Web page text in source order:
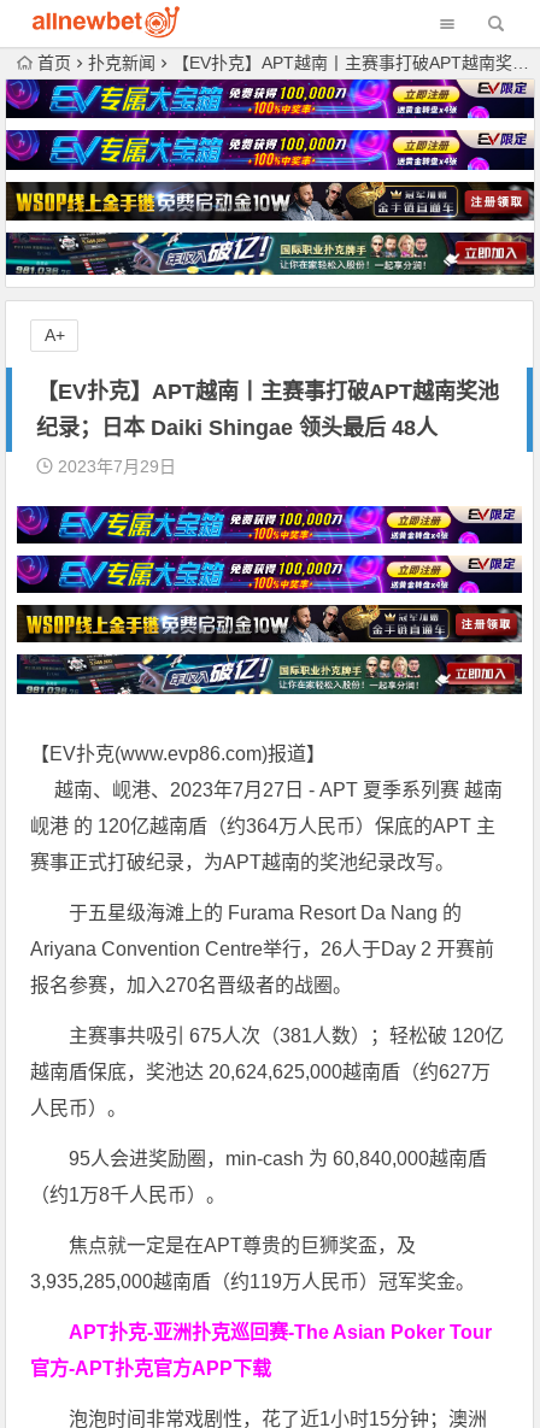
首页 扑克新闻 【EV扑克】APT越南丨主赛事打破APT越南奖池纪录；日本 Daiki Shingae 领头最后 48人
【EV扑克】APT越南丨主赛事打破APT越南奖池
纪录；日本 Daiki Shingae 领头最后 48人
2023年7月29日
【EV扑克(www.evp86.com)报道】
越南、岘港、2023年7月27日 - APT 夏季系列赛 越南
岘港 的 120亿越南盾（约364万人民币）保底的APT 主
赛事正式打破纪录，为APT越南的奖池纪录改写。
于五星级海滩上的 Furama Resort Da Nang 的
Ariyana Convention Centre举行，26人于Day 2 开赛前
报名参赛，加入270名晋级者的战圈。
主赛事共吸引 675人次（381人数）；轻松破 120亿
越南盾保底，奖池达 20,624,625,000越南盾（约627万
人民币）。
95人会进奖励圈，min-cash 为 60,840,000越南盾
（约1万8千人民币）。
焦点就一定是在APT尊贵的巨狮奖盃，及
3,935,285,000越南盾（约119万人民币）冠军奖金。
APT扑克-亚洲扑克巡回赛-The Asian Poker Tour
官方-APT扑克官方APP下载
泡泡时间非常戏剧性，花了近1小时15分钟；澳洲
A+